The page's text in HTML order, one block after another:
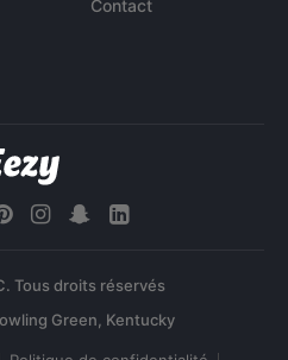
Contact
Tous droits réservés